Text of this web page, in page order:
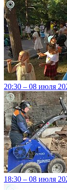
20:30 – 08 июля
18:30 – 08 июля